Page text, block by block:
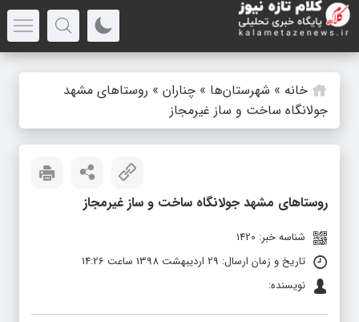
خانه » شهرستان‌ها » چناران » روستاهای مشهد
جولانگاه ساخت و ساز غیرمجاز
روستاهای مشهد جولانگاه ساخت و ساز غیرمجاز
شناسه خبر: 1420
تاریخ و زمان ارسال: 29 اردیبهشت 1398 ساعت 14:26
نویسنده: